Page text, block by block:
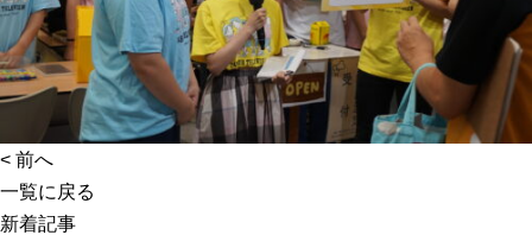
< 前へ
一覧に戻る
新着記事